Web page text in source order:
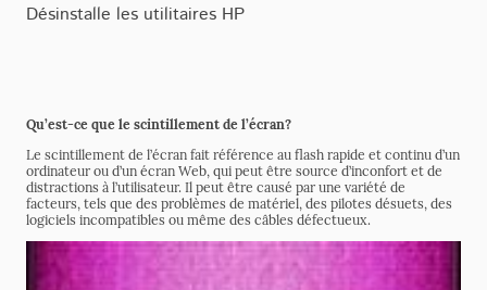
Désinstalle les utilitaires HP
Qu’est-ce que le scintillement de l’écran?
Le scintillement de l’écran fait référence au flash rapide et continu d’un
ordinateur ou d’un écran Web, qui peut être source d’inconfort et de
distractions à l’utilisateur. Il peut être causé par une variété de
facteurs, tels que des problèmes de matériel, des pilotes désuets, des
logiciels incompatibles ou même des câbles défectueux.